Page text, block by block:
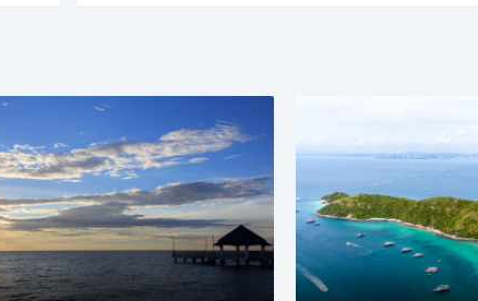
芭
到
的廚房。客房均提供衣櫃。 Sun Diego Resort Pool
Villa距離東星高爾夫球場有37公里，距離翡翠高爾夫度
假村有41公里。最近的機場是烏塔堡羅勇-芭堤雅國際
機場，距離這家住宿有37公里。